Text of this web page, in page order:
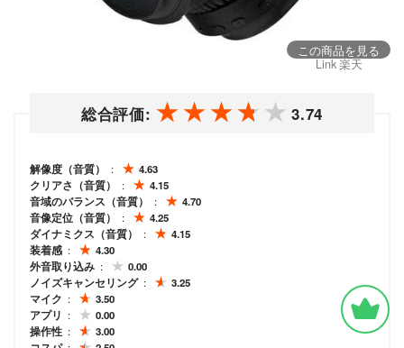
この商品を見る
Link 楽天
総合評価: 3.74
解像度（音質）
4.63
クリアさ（音質）
4.15
音域のバランス（音質）
4.70
音像定位（音質）
4.25
ダイナミクス（音質）
4.15
装着感
4.30
外音取り込み
0.00
ノイズキャンセリング
3.25
マイク
3.50
アプリ
0.00
操作性
3.00